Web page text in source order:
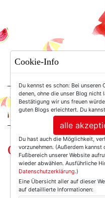
For
Out of Africa
Cookie-Info
Du kennst es schon: Bei unseren
denen, ohne die unser Blog
Bestätigung wir uns freuen
guten Blogs erleichtert. Du
alle
Du hast auch die Möglichkeit,
vorzunehmen. (Außerdem
Fußbereich unserer Website
wieder abwählen. Ausführliche
Datenschutzerklärung.)
Eine Übersicht aller auf dieser
auf detaillierte Informationen: